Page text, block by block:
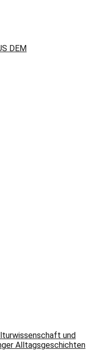
DEM
und
Alltagsgeschichten